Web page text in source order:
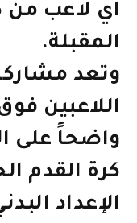
أي لاعب من
المقبلة.
وتعد
اللاعبين
واضحاً على
كرة القدم
الإعداد